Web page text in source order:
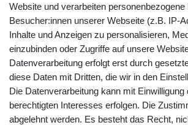
Informationen
Vertrag widerrufen
YouTube Facebook
Website und verarbeiten personenbezogene
Besucher:innen unserer Webseite (z.B. IP-
Inhalte und Anzeigen zu personalisieren,
einzubinden oder Zugriffe auf unsere
Datenverarbeitung erfolgt erst durch
diese Daten mit Dritten, die wir in den
Die Datenverarbeitung kann mit Einwilligung
berechtigten Interesses erfolgen. Die
abgelehnt werden. Es besteht das Recht,